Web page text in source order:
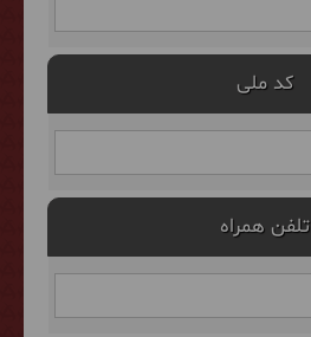
کد ملی
تلفن همراه